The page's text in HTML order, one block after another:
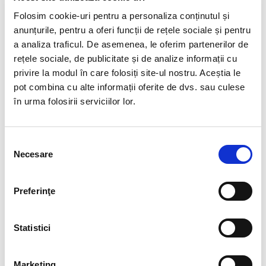
Folosim cookie-uri pentru a personaliza conținutul și
anunțurile, pentru a oferi funcții de rețele sociale și pentru
a analiza traficul. De asemenea, le oferim partenerilor de
rețele sociale, de publicitate și de analize informații cu
privire la modul în care folosiți site-ul nostru. Aceștia le
pot combina cu alte informații oferite de dvs. sau culese
în urma folosirii serviciilor lor.
consimțământului
Necesare
Preferinţe
Statistici
Care este partea din HR care te atrage mai mult?
Recrutarea sau poate partea de Admin și payroll?
Și de ce?
Pe perioada stagiului de practică am avut mai mult
contact cu departamentul de recrutare și tutorele
meu, Georgiana, mi-a arătat procesele, situațiile pe
despre partea de Admin și Payroll, trebuie să recunosc
că m-a atras și departamentul respectiv. Astfel că, nu
pe viitor practicându-le pe amândouă. Și asta se